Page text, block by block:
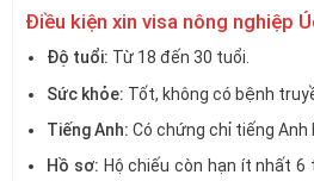
Điều kiện xin visa nông nghiệp
Độ tuổi: Từ 18 đến 30 tuổi.
Sức khỏe: Tốt, không có bệnh
Tiếng Anh: Có chứng chỉ tiếng Anh
Hồ sơ: Hộ chiếu còn hạn ít nhất 6